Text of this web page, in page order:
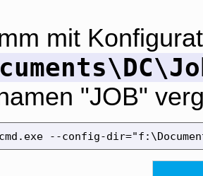
mit
"JOB"
--config-